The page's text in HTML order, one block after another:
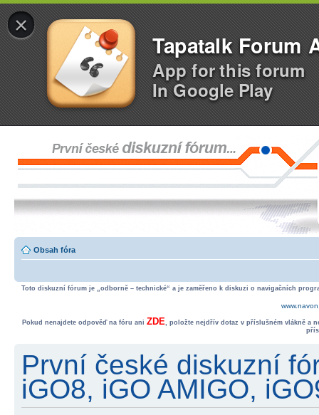
×
Tapatalk Forum
App for this forum
In Google Play
Obsah fóra
Toto diskuzní fórum je „odborně – technické“ a je zaměřeno k diskuzi o navigačních
Pokud nenajdete odpověď na fóru ani ZDE, položte nejdřív dotaz v příslušném vlákně a
První české diskuzní
iGO8, iGO AMIGO,